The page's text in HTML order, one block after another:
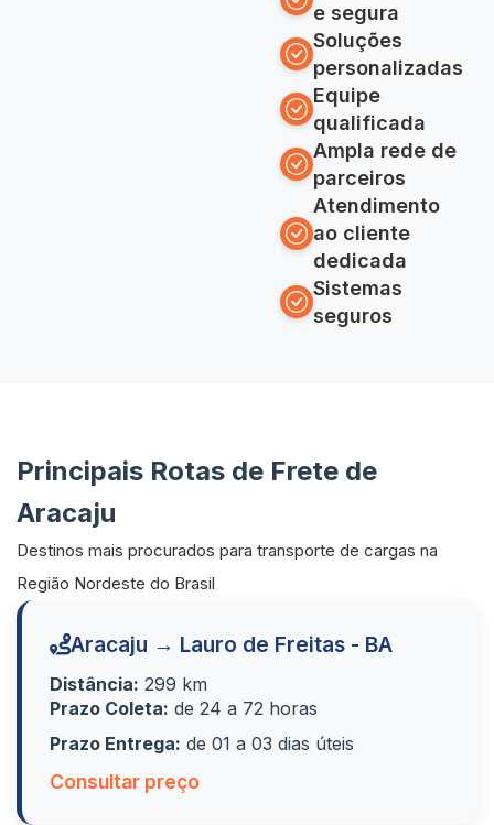
e segura
Soluções
personalizadas
Equipe
qualificada
Ampla rede de
parceiros
Atendimento
ao cliente
dedicada
Sistemas
seguros
Principais Rotas de Frete de
Aracaju
Destinos mais procurados para transporte de cargas na
Região Nordeste do Brasil
Aracaju → Lauro de Freitas - BA
Distância: 299 km
Prazo Coleta: de 24 a 72 horas
Prazo Entrega: de 01 a 03 dias úteis
Consultar preço